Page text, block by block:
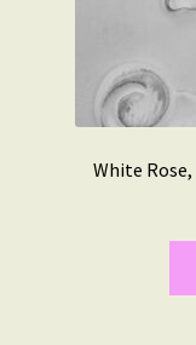
White